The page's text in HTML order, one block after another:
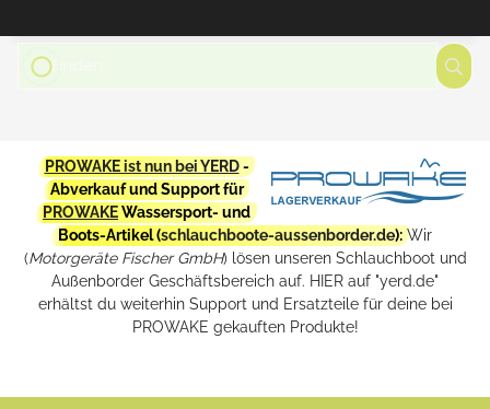
PROWAKE ist nun bei YERD-
Abverkauf und Support für
PROWAKEWassersport- und
Boots-Artikel (schlauchboote-aussenborder.de): Wir
(Motorgeräte Fischer GmbH) lösen unseren Schlauchboot und
Außenborder Geschäftsbereich auf. HIER auf "yerd.de"
erhältst du weiterhin Support und Ersatzteile für deine bei
PROWAKE gekauften Produkte!